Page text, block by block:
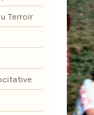
Terroir